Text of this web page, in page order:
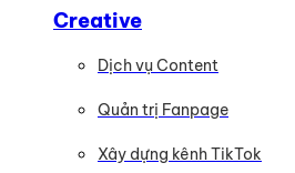
Creative
Dịch vụ Content
Quản trị Fanpage
Xây dựng kênh TikTok